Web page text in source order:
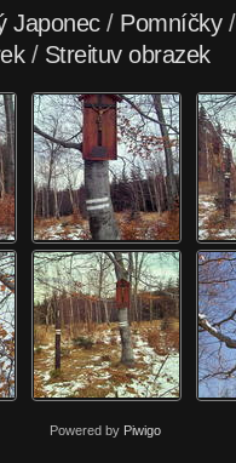
Japonec/ Pomníčky/
/ Streituv obrazek
Powered by Piwigo